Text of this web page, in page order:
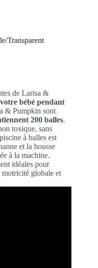
Transparent
de Larisa &
bébé pendant
& Pumpkin sont
200 balles.
toxique, sans
à balles est
et la housse
à la machine.
idéales pour
motricité globale et